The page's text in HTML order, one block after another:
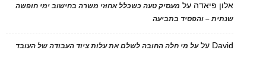
אלון פיאדה על מעסיק טעה כשכלל אחוזי משרה בחישוב ימי חופשה
שנתית – והפסיד בתביעה
David עלעל מי חלה החובה לשלם את עלות ציוד העבודה של העובד